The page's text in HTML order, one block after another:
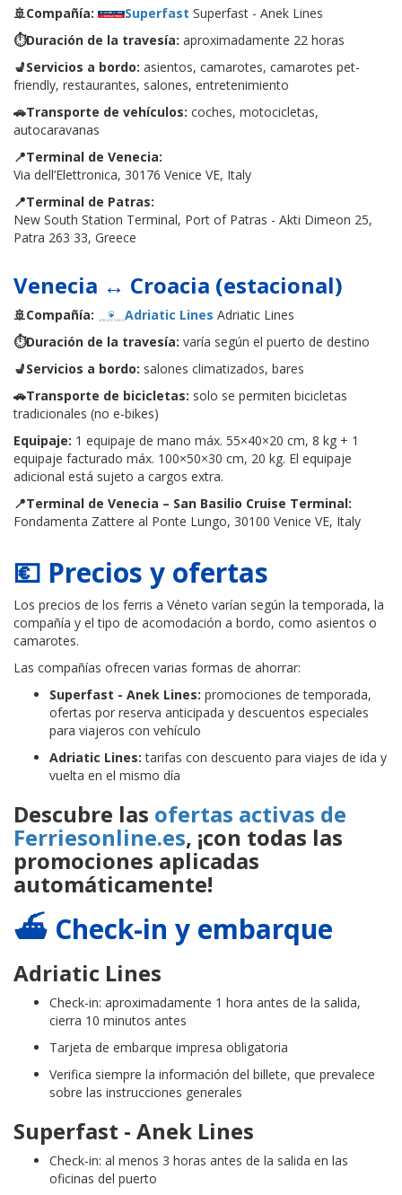
🚢Compañía: Superfast Superfast - Anek Lines
⏱️Duración de la travesía: aproximadamente 22 horas
💺Servicios a bordo: asientos, camarotes, camarotes pet-
friendly, restaurantes, salones, entretenimiento
🚗Transporte de vehículos: coches, motocicletas,
autocaravanas
📍Terminal de Venecia:
Via dell’Elettronica, 30176 Venice VE, Italy
📍Terminal de Patras:
New South Station Terminal, Port of Patras - Akti Dimeon 25,
Patra 263 33, Greece
Venecia ↔ Croacia (estacional)
🚢Compañía: Adriatic Lines Adriatic Lines
⏱️Duración de la travesía: varía según el puerto de destino
💺Servicios a bordo: salones climatizados, bares
🚗Transporte de bicicletas: solo se permiten bicicletas
tradicionales (no e-bikes)
Equipaje: 1 equipaje de mano máx. 55×40×20 cm, 8 kg + 1
equipaje facturado máx. 100×50×30 cm, 20 kg. El equipaje
adicional está sujeto a cargos extra.
📍Terminal de Venecia – San Basilio Cruise Terminal:
Fondamenta Zattere al Ponte Lungo, 30100 Venice VE, Italy
💶 Precios y ofertas
Los precios de los ferris a Véneto varían según la temporada, la
compañía y el tipo de acomodación a bordo, como asientos o
camarotes.
Las compañías ofrecen varias formas de ahorrar:
Superfast - Anek Lines: promociones de temporada,
ofertas por reserva anticipada y descuentos especiales
para viajeros con vehículo
Adriatic Lines: tarifas con descuento para viajes de ida y
vuelta en el mismo día
Descubre las ofertas activas de
Ferriesonline.es, ¡con todas las
promociones aplicadas
automáticamente!
⛴️ Check-in y embarque
Adriatic Lines
Check-in: aproximadamente 1 hora antes de la salida,
cierra 10 minutos antes
Tarjeta de embarque impresa obligatoria
Verifica siempre la información del billete, que prevalece
sobre las instrucciones generales
Superfast - Anek Lines
Check-in: al menos 3 horas antes de la salida en las
oficinas del puerto